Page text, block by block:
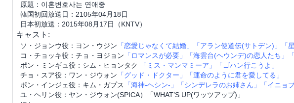
原題：이혼변호사는 연애중
韓国初回放送日：2105年04月18日
日本初放送：2015年08月17日（KNTV）
キャスト:
ソ・ジョンウ役：ヨン・ウジン 「恋愛じゃなくて結婚」 「アラン使道伝(サトデン)」
「
コ・チョッキ役：チョ・ヨジョン 「ロマンスが必要」 「海雲台(ヘウンデ)の恋人たち」
ポン・ミンギュ役：シム・ヒョンタク
「ミス・マンマミーア」
「ゴハン行こうよ」
チョ・スア役：ワン・ジウォン 「グッド・ドクター」
「運命のように君を愛してる」
ポン・インジェ役：キム・ガプス
「海神-ヘシン-」 「シンデレラのお姉さん」
「イニョ
ユ・ヘリン役：ヤン・ジウォン(SPICA）「WHAT’S UP(ワッツアップ)」